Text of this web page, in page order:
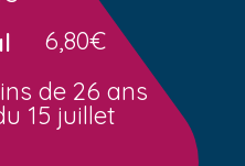
6,80€
de 26 ans
15 juillet